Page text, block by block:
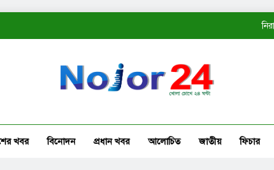
খবর বিনোদন প্রধান খবর আলোচিত জাতীয় ফিচার